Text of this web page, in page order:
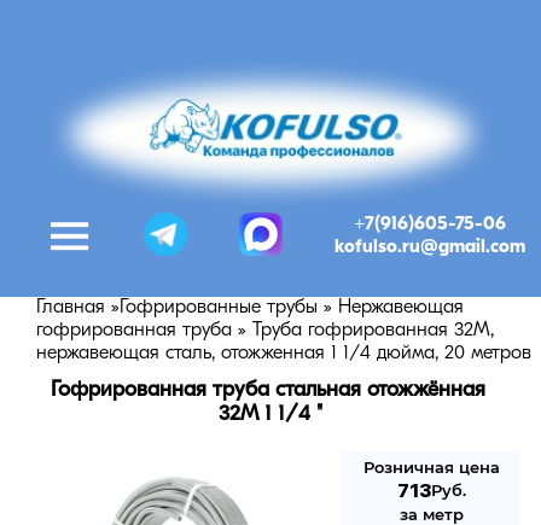
+7(916)605-75-06
kofulso.ru@gmail.com
Главная » Гофрированные трубы » Нержавеющая
гофрированная труба »
Труба гофрированная 32М,
нержавеющая сталь, отожженная 1 1/4 дюйма, 20 метров
Гофрированная труба стальная отожжённая
32M 1 1/4 "
Розничная цена
713Руб.
за метр